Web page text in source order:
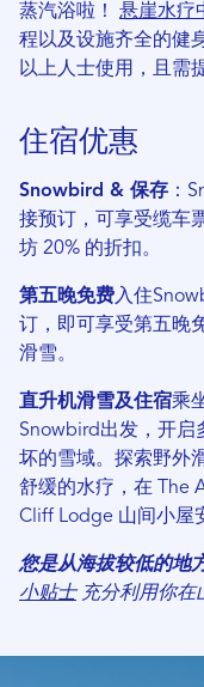
蒸汽浴啦！ 悬崖水疗
程以及设施齐全的健
以上人士使用，且需
住宿优惠
Snowbird & 保存 ：
接预订，可享受缆车
坊 20% 的折扣。
第五晚免费入住
订，即可享受第五晚
滑雪。
直升机滑雪及住宿乘
Snowbird出发，开启
坏的雪域。探索野外
舒缓的水疗，在 The
Cliff Lodge 山间小屋
您是从海拔较低的地
小贴士充分利用你在